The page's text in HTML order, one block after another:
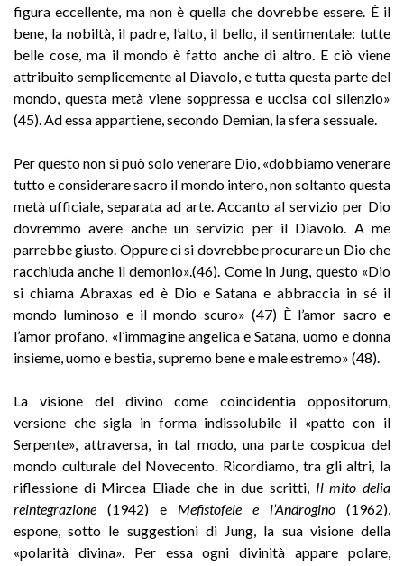
figura eccellente, ma non è quella che dovrebbe essere. È il
bene, la nobiltà, il padre, l’alto, il bello, il sentimentale: tutte
belle cose, ma il mondo è fatto anche di altro. E ciò viene
attribuito semplicemente al Diavolo, e tutta questa parte del
mondo, questa metà viene soppressa e uccisa col silenzio»
(45). Ad essa appartiene, secondo Demian, la sfera sessuale.
Per questo non si può solo venerare Dio, «dobbiamo venerare
tutto e considerare sacro il mondo intero, non soltanto questa
metà ufficiale, separata ad arte. Accanto al servizio per Dio
dovremmo avere anche un servizio per il Diavolo. A me
parrebbe giusto. Oppure ci si dovrebbe procurare un Dio che
racchiuda anche il demonio».(46). Come in Jung, questo «Dio
si chiama Abraxas ed è Dio e Satana e abbraccia in sé il
mondo luminoso e il mondo scuro» (47) È l’amor sacro e
l’amor profano, «l’immagine angelica e Satana, uomo e donna
insieme, uomo e bestia, supremo bene e male estremo» (48).
La visione del divino come coincidentia oppositorum,
versione che sigla in forma indissolubile il «patto con il
Serpente», attraversa, in tal modo, una parte cospicua del
mondo culturale del Novecento. Ricordiamo, tra gli altri, la
riflessione di Mircea Eliade che in due scritti, Il mito delia
reintegrazione (1942) e Mefistofele e l’Androgino (1962),
espone, sotto le suggestioni di Jung, la sua visione della
«polarità divina». Per essa ogni divinità appare polare,